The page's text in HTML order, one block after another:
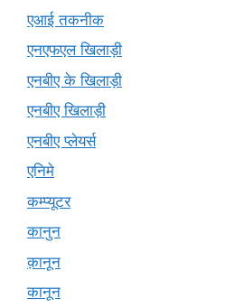
एआई तकनीक
एनएफएल खिलाड़ी
एनबीए के खिलाड़ी
एनबीए खिलाड़ी
एनबीए प्लेयर्स
एनिमे
कम्प्यूटर
कानुन
क़ानून
कानून